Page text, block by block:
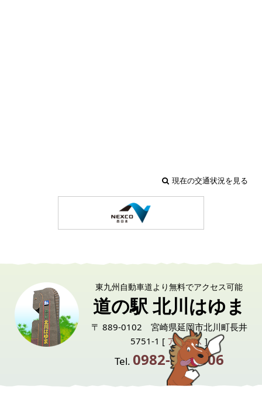
現在の交通状況を見る
東九州自動車道より無料でアクセス可能
道の駅 北川はゆま
〒 889-0102 宮崎県延岡市北川町長井
5751-1 [ アクセス ]
Tel. 0982-24-6006